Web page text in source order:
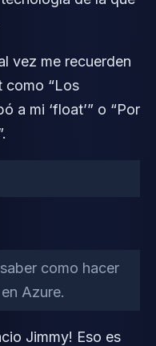
vez me recuerden
como “Los
a mi ‘float’” o “Por
como hacer
Azure.
Jimmy! Eso es